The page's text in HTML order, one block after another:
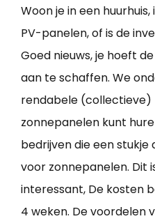
Woon je in een
PV-panelen, of is de
Goed nieuws, je hoeft
aan te schaffen. We
rendabele (collectieve)
zonnepanelen kunt
bedrijven die een
voor zonnepanelen. Dit
interessant, De kosten
4 weken. De voordelen